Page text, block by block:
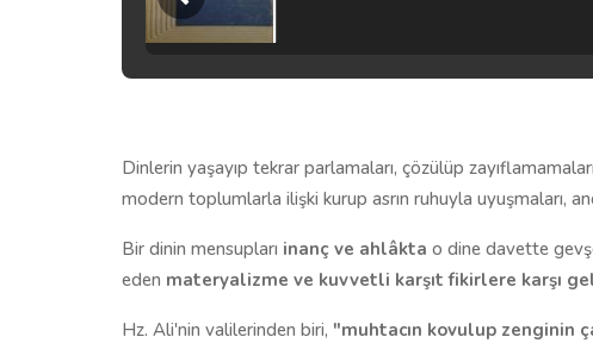
Dinlerin yaşayıp tekrar parlamaları, çözülüp
modern toplumlarla ilişki kurup asrın ruhuyla uyuşmaları,
Bir dinin mensupları inanç ve ahlâkta o dine davette
eden materyalizme ve kuvvetli karşıt fikirlere karşı
Hz. Ali'nin valilerinden biri, "muhtacın kovulup zenginin